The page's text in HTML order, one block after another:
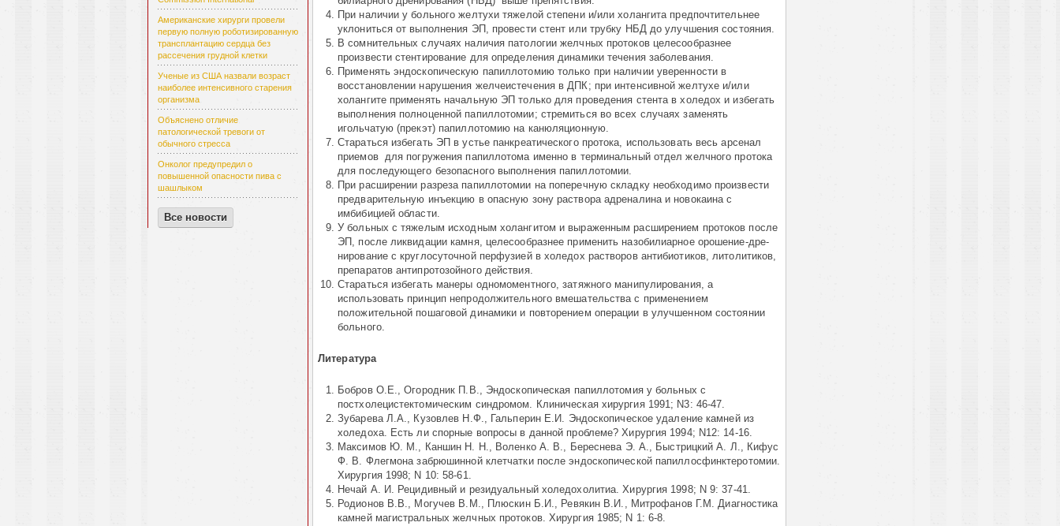
Американские хирурги провели
первую полную роботизированную
трансплантацию сердца без
рассечения грудной клетки
Ученые из США назвали возраст
наиболее интенсивного старения
организма
Объяснено отличие
патологической тревоги от
обычного стресса
Онколог предупредил о
повышенной опасности пива с
шашлыком
Все новости
При наличии у больного желтухи тяжелой степени и/или холангита предпочтительнее
уклониться от выполнения ЭП, провести стент или трубку НБД до улучшения состояния.
В сомнительных случаях наличия патологии желчных протоков целесообразнее
произвести стентирование для определения динамики течения заболевания.
Применять эндоскопическую папиллотомию только при наличии уверен­ности в
восстановлении нарушения желчеистечения в ДПК; при интенсивной желтухе и/или
холангите применять начальную ЭП только для проведения стента в холе­дох и избегать
выполнения полноценной папиллотомии; стремиться во всех случаях заменять
игольчатую (прекэт) папиллотомию на канюляционную.
Стараться избегать ЭП в устье панкреатического протока, использовать весь арсенал
приемов для погружения папиллотома именно в терминальный отдел желчного протока
для последующего безопасного выполнения папиллотомии.
При расширении разреза папиллотомии на поперечную складку необходимо произвести
предварительную инъекцию в опасную зону раствора адреналина и новокаина с
имбибицией области.
У больных с тяжелым исходным холангитом и выраженным расширением протоков после
ЭП, после ликвидации камня, целесообразнее применить назобилиарное орошение-дре­
нирование с круглосуточной перфузией в холедох растворов антиби­оти­ков, литолитиков,
препаратов антипротозойного действия.
Стараться избегать манеры одномоментного, затяжного манипулирования, а
использовать принцип непродолжительного вмешательства с применением
положительной пошаговой динамики и повторением операции в улучшенном состоянии
больного.
Литература
Бобров О.Е., Огородник П.В., Эндоскопическая папиллотомия у больных с
постхолецистектомическим синдромом. Клиническая хирургия 1991; N3: 46-47.
Зубарева Л.А., Кузовлев Н.Ф., Гальперин Е.И. Эндоскопическое удаление камней из
холедоха. Есть ли спорные вопросы в данной проблеме? Хирургия 1994; N12: 14-16.
Максимов Ю. М., Каншин Н. Н., Воленко А. В., Береснева Э. А., Быстрицкий А. Л., Кифус
Ф. В. Флегмона забрюшинной клетчатки после эндоскопической папиллосфинктеротомии.
Хирургия 1998; N 10: 58-61.
Нечай А. И. Рецидивный и резидуальный холедохолитиа. Хирургия 1998; N 9: 37-41.
Родионов В.В., Могучев В.М., Плюскин Б.И., Ревякин В.И., Митрофанов Г.М. Диагностика
камней магистральных желчных протоков. Хирургия 1985; N 1: 6-8.